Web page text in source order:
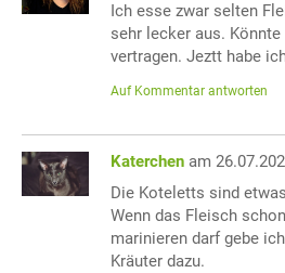
Ich esse zwar selten
sehr lecker aus.
vertragen. Jeztt habe
Auf Kommentar antworten
Katerchen am
Die Koteletts sind
Wenn das Fleisch
marinieren darf gebe
Kräuter dazu.